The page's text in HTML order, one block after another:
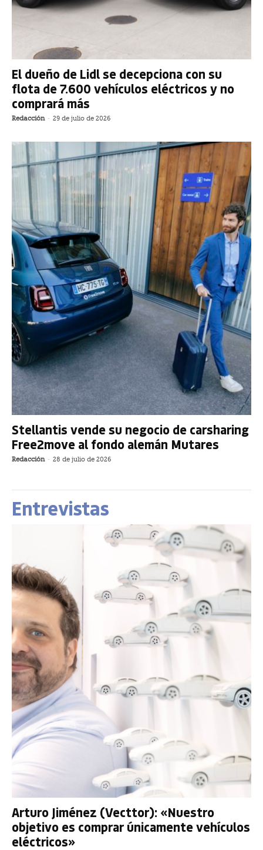
El dueño de Lidl se decepciona con su
flota de 7.600 vehículos eléctricos y no
comprará más
Redacción - 29 de julio de 2026
Stellantis vende su negocio de carsharing
Free2move al fondo alemán Mutares
Redacción - 28 de julio de 2026
Entrevistas
Arturo Jiménez (Vecttor): «Nuestro
objetivo es comprar únicamente vehículos
eléctricos»